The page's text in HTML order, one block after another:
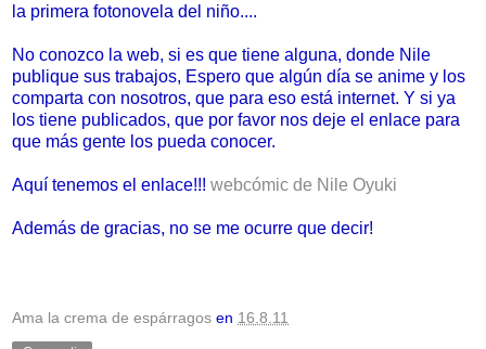
la primera fotonovela del niño....
No conozco la web, si es que tiene alguna, donde Nile
publique sus trabajos, Espero que algún día se anime y los
comparta con nosotros, que para eso está internet. Y si ya
los tiene publicados, que por favor nos deje el enlace para
que más gente los pueda conocer.
Aquí tenemos el enlace!!! webcómic de Nile Oyuki
Además de gracias, no se me ocurre que decir!
Ama la crema de espárragos en 16.8.11